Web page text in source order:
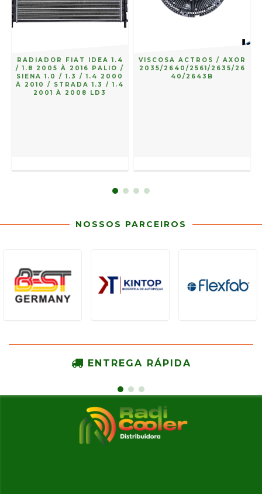
RADIADOR FIAT IDEA 1.4
/ 1.8 2005 À 2016 PALIO /
SIENA 1.0 / 1.3 / 1.4 2000
À 2010 / STRADA 1.3 / 1.4
2001 À 2008 LD3
VISCOSA ACTROS / AXOR
2035/2640/2561/2635/26
40/2643B
NOSSOS PARCEIROS
ENTREGA RÁPIDA